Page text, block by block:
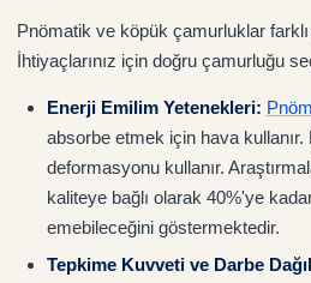
Pnömatik ve köpük çamurluklar farklı
İhtiyaçlarınız için doğru çamurluğu
Enerji Emilim Yetenekleri:
absorbe etmek için hava
deformasyonu kullanır.
kaliteye bağlı olarak 40%'ye
emebileceğini göstermektedir.
Tepkime Kuvveti ve Darbe